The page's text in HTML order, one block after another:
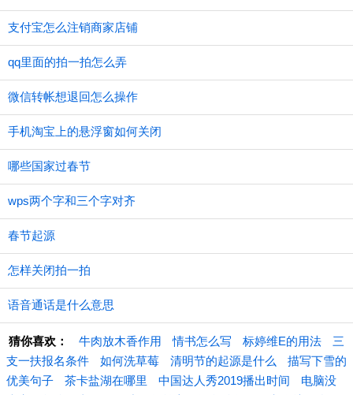
支付宝怎么注销商家店铺
qq里面的拍一拍怎么弄
微信转帐想退回怎么操作
手机淘宝上的悬浮窗如何关闭
哪些国家过春节
wps两个字和三个字对齐
春节起源
怎样关闭拍一拍
语音通话是什么意思
猜你喜欢： 牛肉放木香作用 情书怎么写 标婷维E的用法
三
支一扶报名条件
如何洗草莓 清明节的起源是什么
描写下雪的
优美句子
茶卡盐湖在哪里 中国达人秀2019播出时间
电脑没